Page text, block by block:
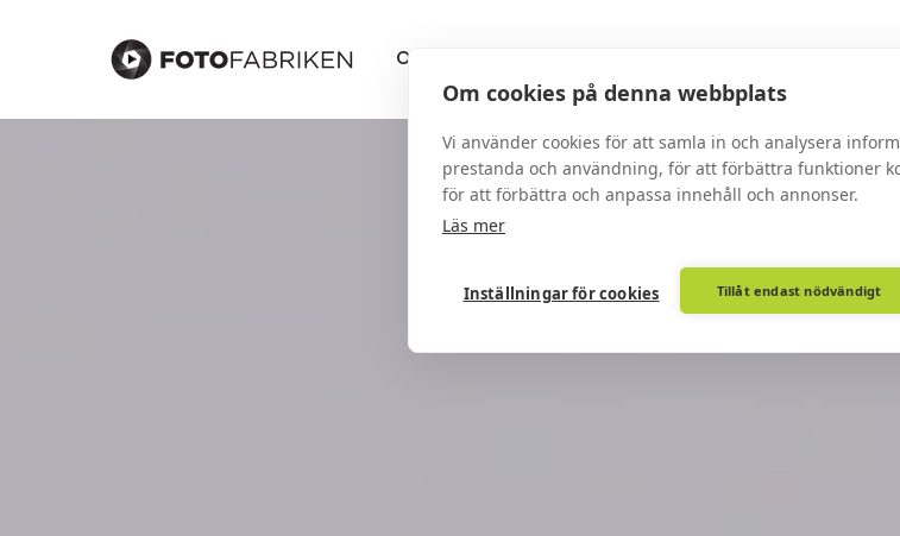
Om
Om cookies på denna webbplats
Vi använder cookies för att samla in och analysera
prestanda och användning, för att förbättra funktioner
för att förbättra och anpassa innehåll och annonser.
Läs mer
Inställningar för cookies Tillåt endast nödvändigt